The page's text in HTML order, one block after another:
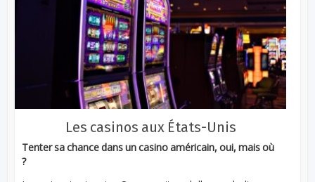
Les casinos aux États-Unis
Tenter sa chance dans un casino américain, oui, mais où
?